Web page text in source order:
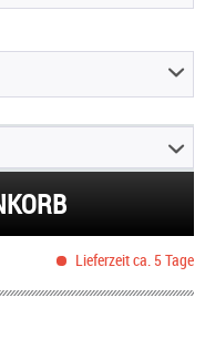
Lieferzeit ca. 5 Tage